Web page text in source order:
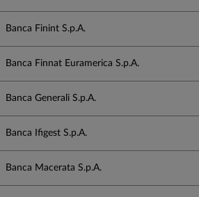
Banca Finint S.p.A.
Banca Finnat Euramerica S.p.A.
Banca Generali S.p.A.
Banca Ifigest S.p.A.
Banca Macerata S.p.A.